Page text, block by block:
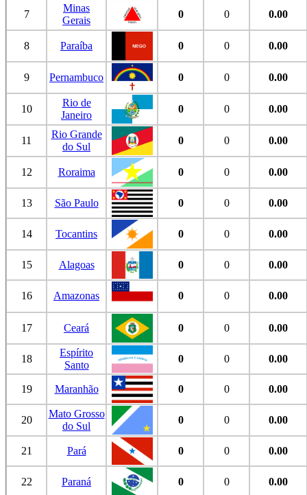
7
Minas
Gerais
0 0 0.00
8 Paraíba 0 0 0.00
9 Pernambuco 0 0 0.00
10
Rio de
Janeiro
0 0 0.00
11
Rio Grande
do Sul
0 0 0.00
12 Roraima 0 0 0.00
13 São Paulo 0 0 0.00
14 Tocantins 0 0 0.00
15 Alagoas 0 0 0.00
16 Amazonas 0 0 0.00
17 Ceará 0 0 0.00
18
Espírito
Santo
0 0 0.00
19 Maranhão 0 0 0.00
20
Mato Grosso
do Sul
0 0 0.00
21 Pará 0 0 0.00
22 Paraná 0 0 0.00